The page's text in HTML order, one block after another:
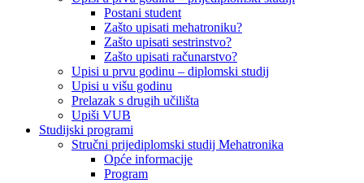
Postani student
Zašto upisati mehatroniku?
Zašto upisati sestrinstvo?
Zašto upisati računarstvo?
Upisi u prvu godinu – diplomski studij
Upisi u višu godinu
Prelazak s drugih učilišta
Upiši VUB
Studijski programi
Stručni prijediplomski studij Mehatronika
Opće informacije
Program